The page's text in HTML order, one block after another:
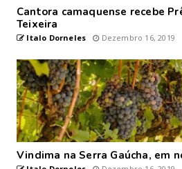
Cantora camaquense recebe
Teixeira
Italo Dorneles Dezembro 16, 2019
Vindima na Serra Gaúcha, em